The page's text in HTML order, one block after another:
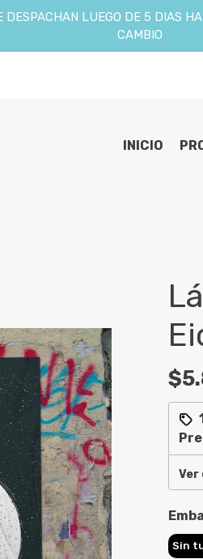
LUEGO DE 5 DIAS
CAMBIO
INICIO
Ver
Sin